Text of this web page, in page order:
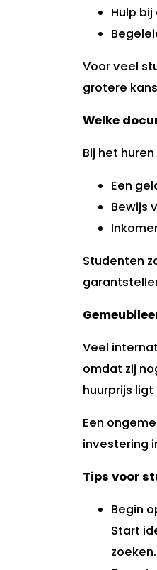
Hulp
Voor veel
grotere
Welke
Bij het
Een
Bewijs
Studenten
Veel
omdat zij
huurprijs
Een
investering
Tips voor
Begin
Start
zoeken.